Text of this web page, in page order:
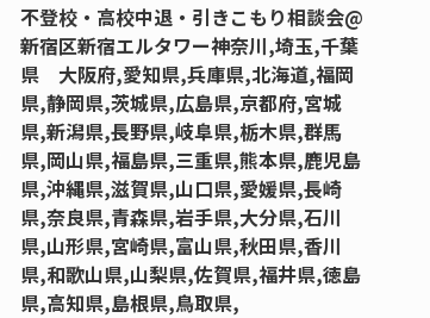
不登校・高校中退・引きこもり相談会@
新宿区新宿エルタワー神奈川,埼玉,千葉
県 大阪府,愛知県,兵庫県,北海道,福岡
県,静岡県,茨城県,広島県,京都府,宮城
県,新潟県,長野県,岐阜県,栃木県,群馬
県,岡山県,福島県,三重県,熊本県,鹿児島
県,沖縄県,滋賀県,山口県,愛媛県,長崎
県,奈良県,青森県,岩手県,大分県,石川
県,山形県,宮崎県,富山県,秋田県,香川
県,和歌山県,山梨県,佐賀県,福井県,徳島
県,高知県,島根県,鳥取県,